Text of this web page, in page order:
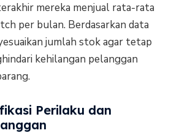
mereka menjual rata-rata
per bulan. Berdasarkan data
jumlah stok agar tetap
kehilangan pelanggan
Perilaku dan